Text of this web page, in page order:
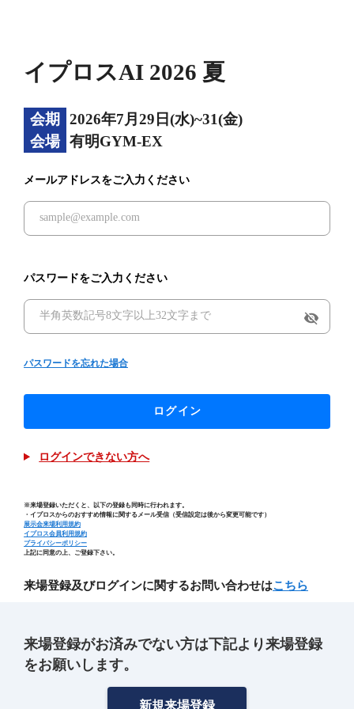
来場登録がお済みでない方は下記より来場登録
をお願いします。
新規来場登録
イプロスAI 2026 夏
会期
2026年7月29日(水)~31(金)
会場 有明GYM-EX
メールアドレスをご入力ください
パスワードをご入力ください
visibility_off
パスワードを忘れた場合
ログイン
ログインできない方へ
※来場登録いただくと、以下の登録も同時に行われます。
・イプロスからのおすすめ情報に関するメール受信（受信設定は後から変更可能です）
展示会来場利用規約
イプロス会員利用規約
プライバシーポリシー
上記に同意の上、ご登録下さい。
来場登録及びログインに関するお問い合わせはこちら